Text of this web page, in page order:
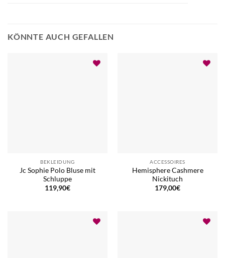
KÖNNTE AUCH GEFALLEN
BEKLEIDUNG
Jc Sophie Polo Bluse mit
Schluppe
119,90€
ACCESSOIRES
Hemisphere Cashmere
Nickituch
179,00€